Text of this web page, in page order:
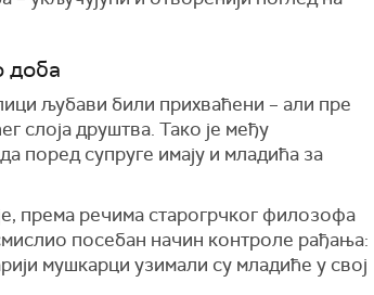
доба
љубави били прихваћени – али пре
слоја друштва. Тако је међу
поред супруге имају и младића за
према речима старогрчког филозофа
посебан начин контроле рађања:
мушкарци узимали су младиће у свој